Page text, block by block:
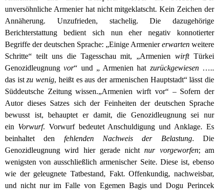
unversöhnliche Armenier hat nicht mitgeklatscht. Kein Zeichen der
Annäherung. Unzufrieden, stachelig. Die dazugehörige
Berichterstattung bedient sich nun eher negativ konnotierter
Begriffe der deutschen Sprache: „Einige Armeniererwarten weitere
Schritte“ teilt uns die Tagesschau mit, „ArmenienwirftTürkei
Genozidleugnungvor“ und „ Armenien hat zurückgewiesen…..
das istzu wenig, heißt es aus der armenischen Hauptstadt“ lässt die
Süddeutsche Zeitung wissen.„Armenien wirft vor“ – Sofern der
Autor dieses Satzes sich der Feinheiten der deutschen Sprache
bewusst ist, behauptet er damit, die Genozidleugnung sei nur
ein Vorwurf. Vorwurf bedeutet Anschuldigung und Anklage. Es
beinhaltet den fehlenden Nachweis der Belastung.Die
Genozidleugnung wird hier gerade nichtnur vorgeworfen; am
wenigsten von ausschließlich armenischer Seite. Diese ist, ebenso
wie der geleugnete Tatbestand, Fakt. Offenkundig, nachweisbar,
und nicht nur im Falle von Egemen Bagis und Dogu Perincek